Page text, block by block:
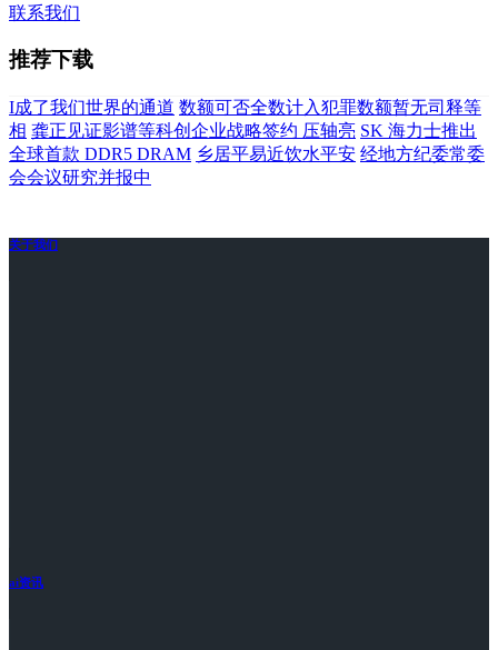
联系我们
推荐下载
I成了我们世界的通道 数额可否全数计入犯罪数额暂无司释等
相 龚正见证影谱等科创企业战略签约 压轴亮 SK 海力士推出
全球首款 DDR5 DRAM 乡居平易近饮水平安 经地方纪委常委
会会议研究并报中
关于我们
ai资讯